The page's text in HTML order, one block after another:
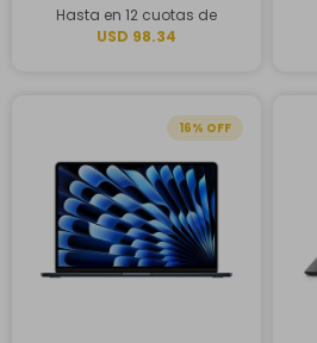
Hasta en 12 cuotas de
USD 98.34
16